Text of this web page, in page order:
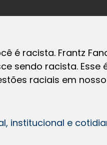
é racista. Frantz
sendo racista. Esse
raciais em
institucional e